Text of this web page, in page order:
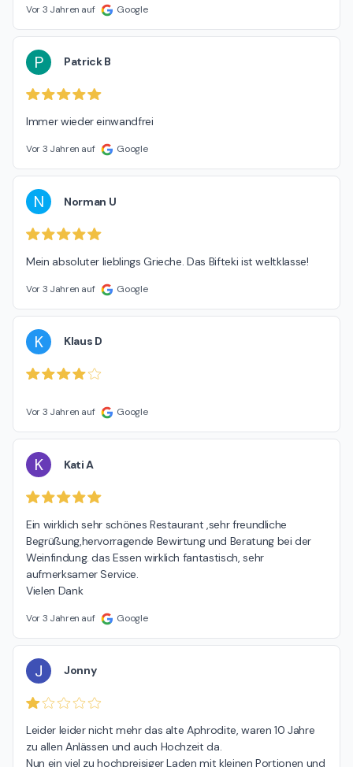
Vor 3 Jahren auf Google
P Patrick B
Immer wieder einwandfrei
Vor 3 Jahren auf Google
N Norman U
Mein absoluter lieblings Grieche. Das Bifteki ist weltklasse!
Vor 3 Jahren auf Google
K Klaus D
Vor 3 Jahren auf Google
K Kati A
Ein wirklich sehr schönes Restaurant ,sehr freundliche
Begrüßung,hervorragende Bewirtung und Beratung bei der
Weinfindung. das Essen wirklich fantastisch, sehr
aufmerksamer Service.
Vielen Dank
Vor 3 Jahren auf Google
J Jonny
Leider leider nicht mehr das alte Aphrodite, waren 10 Jahre
zu allen Anlässen und auch Hochzeit da.
Nun ein viel zu hochpreisiger Laden mit kleinen Portionen und